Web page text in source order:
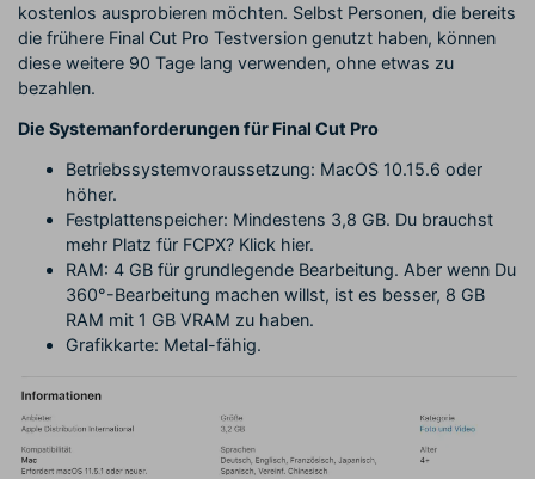
kostenlos ausprobieren möchten. Selbst Personen, die bereits
die frühere Final Cut Pro Testversion genutzt haben, können
diese weitere 90 Tage lang verwenden, ohne etwas zu
bezahlen.
Die Systemanforderungen für Final Cut Pro
Betriebssystemvoraussetzung: MacOS 10.15.6 oder
höher.
Festplattenspeicher: Mindestens 3,8 GB. Du brauchst
mehr Platz für FCPX? Klick hier.
RAM: 4 GB für grundlegende Bearbeitung. Aber wenn Du
360°-Bearbeitung machen willst, ist es besser, 8 GB
RAM mit 1 GB VRAM zu haben.
Grafikkarte: Metal-fähig.